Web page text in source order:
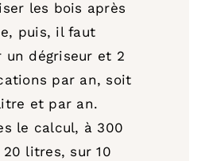
les bois après
puis, il faut
un dégriseur et 2
par an, soit
et par an.
le calcul, à 300
20 litres, sur 10